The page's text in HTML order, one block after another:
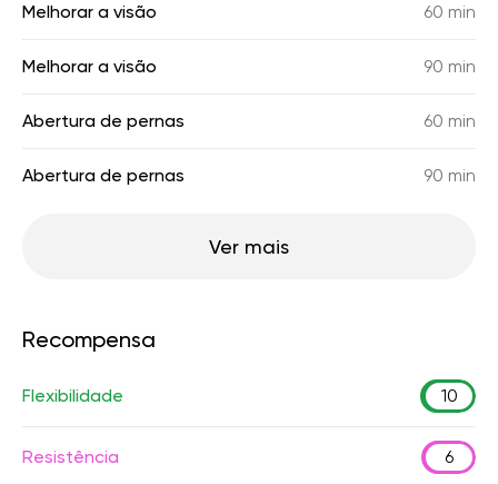
Melhorar a visão 60 min
Melhorar a visão 90 min
Abertura de pernas 60 min
Abertura de pernas 90 min
Ver mais
Recompensa
Flexibilidade 10
Resistência 6